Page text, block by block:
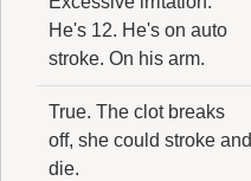
He's 12. He's on auto
stroke. On his arm.
True. The clot breaks
off, she could stroke and
die.